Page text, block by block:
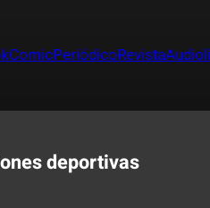
ComicPeriódicoRevista
deportivas